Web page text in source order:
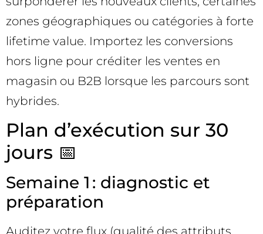
zones géographiques ou catégories à forte
lifetime value. Importez les conversions
hors ligne pour créditer les ventes en
magasin ou B2B lorsque les parcours sont
hybrides.
Plan d’exécution sur 30
jours 📅
Semaine 1 : diagnostic et
préparation